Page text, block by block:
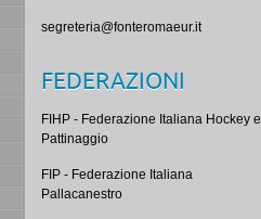
segreteria@fonteromaeur.it
FEDERAZIONI
FIHP - Federazione Italiana Hockey e
Pattinaggio
FIP - Federazione Italiana
Pallacanestro